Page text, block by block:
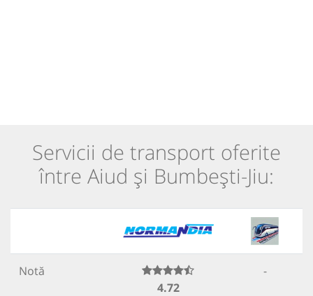
Servicii de transport oferite
între Aiud și Bumbești-Jiu:
Notă
4.72
-